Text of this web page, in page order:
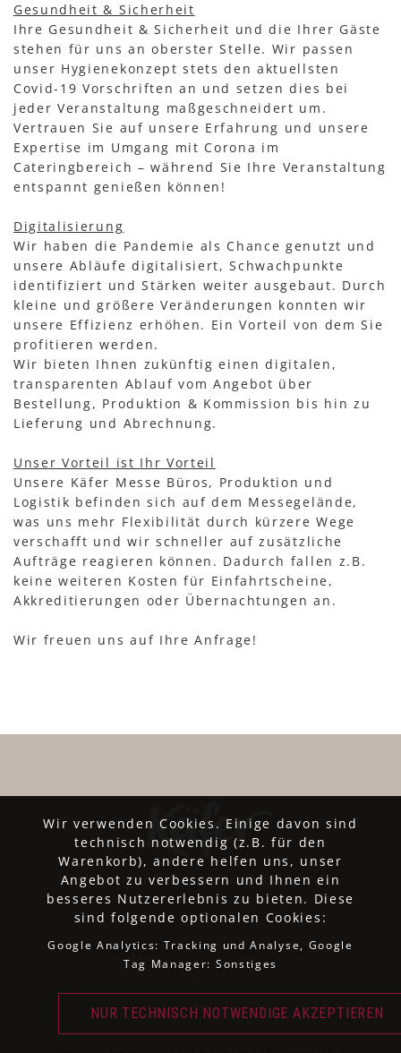
Gesundheit & Sicherheit
Ihre Gesundheit & Sicherheit und die Ihrer Gäste
stehen für uns an oberster Stelle. Wir passen
unser Hygienekonzept stets den aktuellsten
Covid-19 Vorschriften an und setzen dies bei
jeder Veranstaltung maßgeschneidert um.
Vertrauen Sie auf unsere Erfahrung und unsere
Expertise im Umgang mit Corona im
Cateringbereich – während Sie Ihre Veranstaltung
entspannt genießen können!
Digitalisierung
Wir haben die Pandemie als Chance genutzt und
unsere Abläufe digitalisiert, Schwachpunkte
identifiziert und Stärken weiter ausgebaut. Durch
kleine und größere Veränderungen konnten wir
unsere Effizienz erhöhen. Ein Vorteil von dem Sie
profitieren werden.
Wir bieten Ihnen zukünftig einen digitalen,
transparenten Ablauf vom Angebot über
Bestellung, Produktion & Kommission bis hin zu
Lieferung und Abrechnung.
Unser Vorteil ist Ihr Vorteil
Unsere Käfer Messe Büros, Produktion und
Logistik befinden sich auf dem Messegelände,
was uns mehr Flexibilität durch kürzere Wege
verschafft und wir schneller auf zusätzliche
Aufträge reagieren können. Dadurch fallen z.B.
keine weiteren Kosten für Einfahrtscheine,
Akkreditierungen oder Übernachtungen an.
Wir freuen uns auf Ihre Anfrage!
SORTIMENT
ÜBER UNS
SITEMAP
Wir verwenden Cookies. Einige davon sind
technisch notwendig (z.B. für den
Warenkorb), andere helfen uns, unser
Angebot zu verbessern und Ihnen ein
besseres Nutzererlebnis zu bieten. Diese
sind folgende optionalen Cookies:
Google Analytics: Tracking und Analyse, Google
Tag Manager: Sonstiges